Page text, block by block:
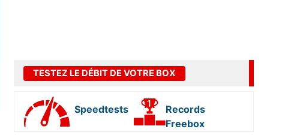
TESTEZ LE DÉBIT DE VOTRE BOX
Speedtests
Records
Freebox